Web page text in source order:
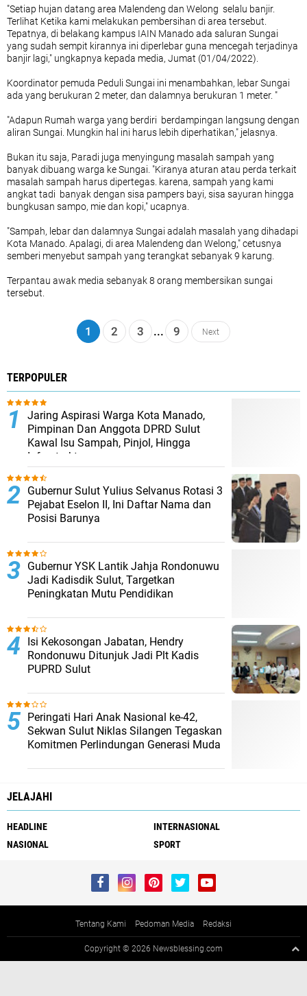
"Setiap hujan datang area Malendeng dan Welong selalu banjir.
Terlihat Ketika kami melakukan pembersihan di area tersebut.
Tepatnya, di belakang kampus IAIN Manado ada saluran Sungai
yang sudah sempit kirannya ini diperlebar guna mencegah terjadinya
banjir lagi," ungkapnya kepada media, Jumat (01/04/2022).
Koordinator pemuda Peduli Sungai ini menambahkan, lebar Sungai
ada yang berukuran 2 meter, dan dalamnya berukuran 1 meter. "
"Adapun Rumah warga yang berdiri berdampingan langsung dengan
aliran Sungai. Mungkin hal ini harus lebih diperhatikan," jelasnya.
Bukan itu saja, Paradi juga menyingung masalah sampah yang
banyak dibuang warga ke Sungai. "Kiranya aturan atau perda terkait
masalah sampah harus dipertegas. karena, sampah yang kami
angkat tadi banyak dengan sisa pampers bayi, sisa sayuran hingga
bungkusan sampo, mie dan kopi," ucapnya.
"Sampah, lebar dan dalamnya Sungai adalah masalah yang dihadapi
Kota Manado. Apalagi, di area Malendeng dan Welong," cetusnya
semberi menyebut sampah yang terangkat sebanyak 9 karung.
Terpantau awak media sebanyak 8 orang membersikan sungai
tersebut.
1 2 3 ... 9 Next
TERPOPULER
Jaring Aspirasi Warga Kota Manado,
Pimpinan Dan Anggota DPRD Sulut
Kawal Isu Sampah, Pinjol, Hingga
Infrastruktur
​Gubernur Sulut Yulius Selvanus Rotasi 3
Pejabat Eselon II, Ini Daftar Nama dan
Posisi Barunya
Gubernur YSK Lantik Jahja Rondonuwu
Jadi Kadisdik Sulut, Targetkan
Peningkatan Mutu Pendidikan
Isi Kekosongan Jabatan, Hendry
Rondonuwu Ditunjuk Jadi Plt Kadis
PUPRD Sulut
Peringati Hari Anak Nasional ke-42,
Sekwan Sulut Niklas Silangen Tegaskan
Komitmen Perlindungan Generasi Muda
JELAJAHI
HEADLINE
INTERNASIONAL
NASIONAL
SPORT
Tentang Kami Pedoman Media Redaksi
Copyright © 2026 Newsblessing.com